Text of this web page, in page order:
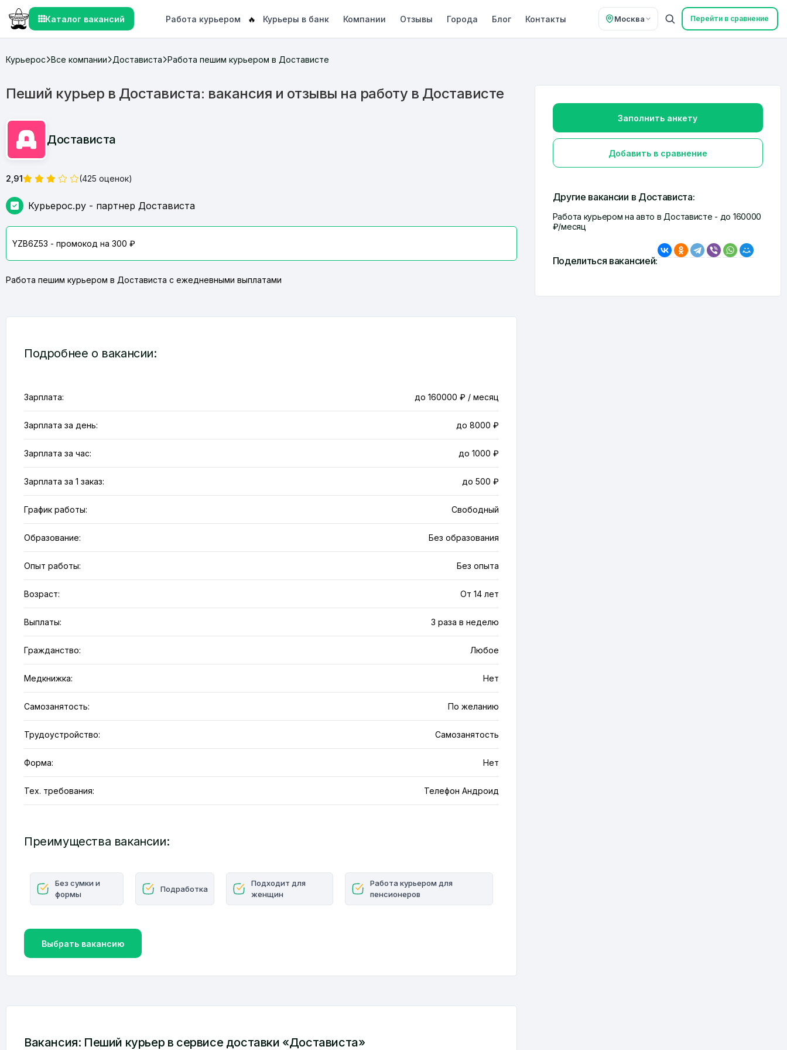
Каталог вакансий Работа курьером 🔥 Курьеры в банк Компании Отзывы Города Блог Контакты Москва Перейти в сравнение
Курьерос Все компании Достависта Работа пешим курьером в Достависте
Пеший курьер в Достависта: вакансия и отзывы на работу в Достависте
Достависта
2,91 (425 оценок)
Курьерос.ру - партнер Достависта
YZB6Z53 - промокод на 300 ₽
Работа пешим курьером в Достависта с ежедневными выплатами
Подробнее о вакансии:
Зарплата: до 160000 ₽ / месяц
Зарплата за день: до 8000 ₽
Зарплата за час: до 1000 ₽
Зарплата за 1 заказ: до 500 ₽
График работы: Свободный
Образование: Без образования
Опыт работы: Без опыта
Возраст: От 14 лет
Выплаты: 3 раза в неделю
Гражданство: Любое
Медкнижка: Нет
Самозанятость: По желанию
Трудоустройство: Самозанятость
Форма: Нет
Тех. требования: Телефон Андроид
Преимущества вакансии:
Без сумки и
формы
Подработка
Подходит для
женщин
Работа курьером для
пенсионеров
Выбрать вакансию
Вакансия: Пеший курьер в сервисе доставки «Достависта»
Заполнить анкету
Добавить в сравнение
Другие вакансии в Достависта:
Работа курьером на авто в Достависте - до 160000
₽/месяц
Поделиться вакансией: